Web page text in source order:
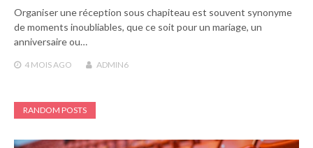
Organiser une réception sous chapiteau est souvent synonyme
de moments inoubliables, que ce soit pour un mariage, un
anniversaire ou…
4 MOISAGO ADMIN6
RANDOM POSTS